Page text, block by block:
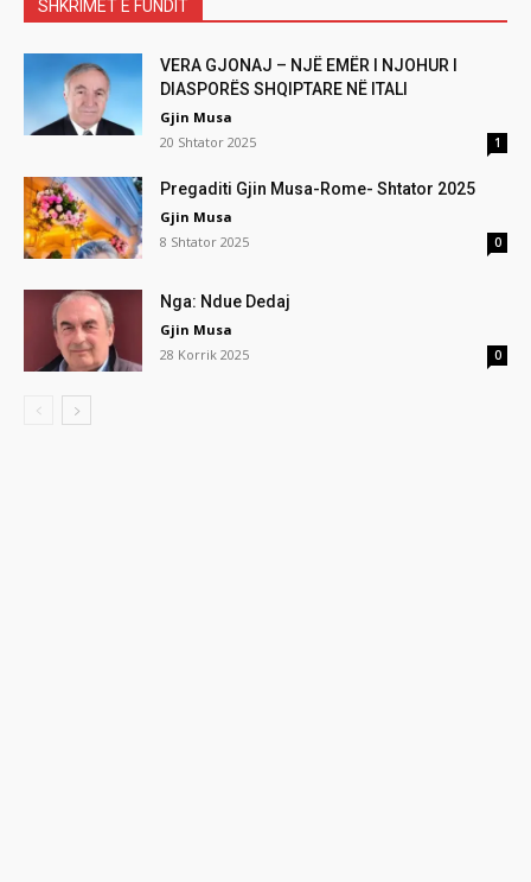
SHKRIMET E FUNDIT
VERA GJONAJ – NJË EMËR I NJOHUR I
DIASPORËS SHQIPTARE NË ITALI
Gjin Musa
20 Shtator 2025
1
Pregaditi Gjin Musa-Rome- Shtator 2025
Gjin Musa
8 Shtator 2025
0
Nga: Ndue Dedaj
Gjin Musa
28 Korrik 2025
0